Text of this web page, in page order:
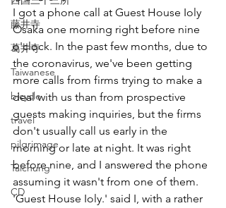
藤井寺
葛井寺
Taiwanese
bicycle
travel
pilgrimage
Taichung
CD
I got a phone call at Guest House Ioly
Osaka one morning right before nine
o'clock. In the past few months, due to
the coronavirus, we've been getting
more calls from firms trying to make a
deal with us than from prospective
guests making inquiries, but the firms
don't usually call us early in the
morning or late at night. It was right
before nine, and I answered the phone
assuming it wasn't from one of them.
'Guest House Ioly.' said I, with a rather